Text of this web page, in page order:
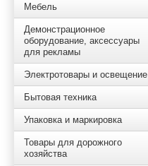
Мебель
Демонстрационное
оборудование, аксессуары
для рекламы
Электротовары и освещение
Бытовая техника
Упаковка и маркировка
Товары для дорожного
хозяйства